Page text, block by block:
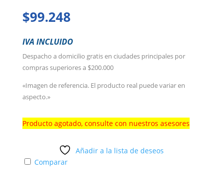
$99.248
IVA INCLUIDO
Despacho a domicilio gratis en ciudades principales por
compras superiores a $200.000
«Imagen de referencia. El producto real puede variar en
aspecto.»
Producto agotado, consulte con nuestros asesores
Añadir a la lista de deseos
Comparar